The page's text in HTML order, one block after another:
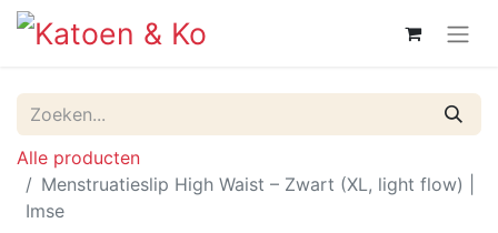
Alle producten
Menstruatieslip High Waist – Zwart (XL, light flow) |
Imse